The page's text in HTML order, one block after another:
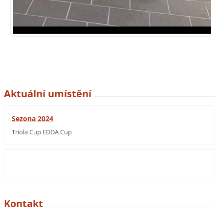
Aktuální umístění
Sezona 2024
Triola Cup EDDA Cup
Kontakt